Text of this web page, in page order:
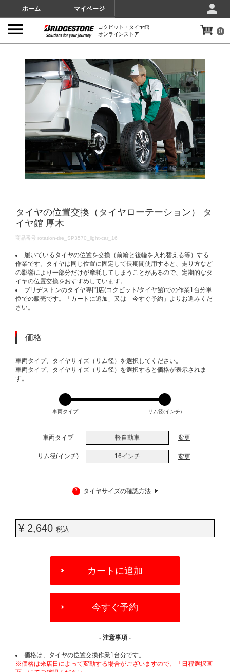
ホーム マイページ
コクピット・タイヤ館
オンラインストア
0
タイヤの位置交換（タイヤローテーション） タ
イヤ館 厚木
DETAILS
商品番号 rotation-tire_SP3570_light-car_16
履いているタイヤの位置を交換（前輪と後輪を入れ替える等）する
作業です。タイヤは同じ位置に固定して長期間使用すると、走り方など
の影響により一部分だけが摩耗してしまうことがあるので、定期的なタ
イヤの位置交換をおすすめしています。
ブリヂストンのタイヤ専門店(コクピット/タイヤ館)での作業1台分単
位での販売です。「カートに追加」又は「今すぐ予約」よりお進みくだ
さい。
価格
VARIATIONS
車両タイプ、タイヤサイズ（リム径）を選択してください。
車両タイプ、タイヤサイズ（リム径）を選択すると価格が表示されま
す。
車両タイプ リム径(インチ)
車両タイプ 軽自動車 変更
リム径(インチ) 16インチ 変更
? タイヤサイズの確認方法
¥ 2,640 税込
OPTIONS
カートに追加
今すぐ予約
- 注意事項 -
価格は、タイヤの位置交換作業1台分です。
※価格は来店日によって変動する場合がございますので、「日程選択画